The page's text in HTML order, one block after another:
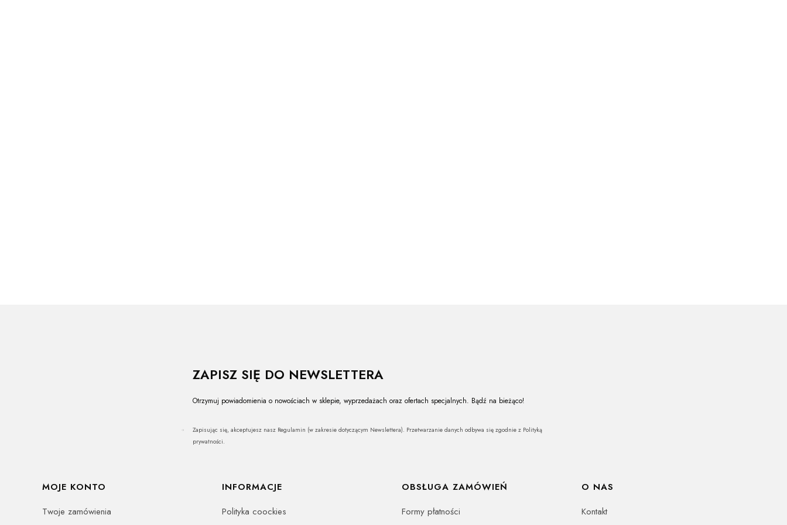
ZAPISZ SIĘ DO NEWSLETTERA
Otrzymuj powiadomienia o nowościach w sklepie, wyprzedażach oraz ofertach specjalnych. Bądź na bieżąco!
Zapisując się, akceptujesz nasz Regulamin (w zakresie dotyczącym Newslettera). Przetwarzanie danych odbywa się zgodnie z Polityką
prywatności.
Linki w stopce
MOJE KONTO
Twoje zamówienia
INFORMACJE
Polityka coockies
OBSŁUGA ZAMÓWIEŃ
Formy płatności
O NAS
Kontakt